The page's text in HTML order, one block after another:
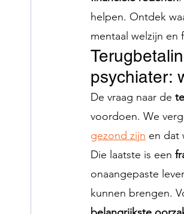
helpen. Ontdek
mentaal welzijn en
psychiater:
De vraag naar de
voordoen. We
gezond zijn en dat
Die laatste is een
onaangepaste
kunnen brengen.